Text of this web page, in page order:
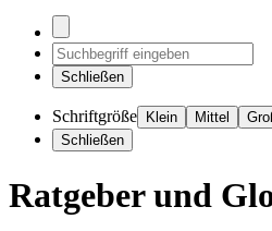
Schließen
Schriftgröße Klein Mittel
Schließen
Ratgeber und